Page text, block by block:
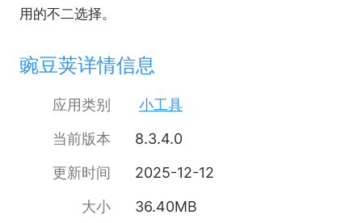
用的不二选择。
豌豆荚详情信息
应用类别
小工具
当前版本
8.3.4.0
更新时间
2025-12-12
大小
36.40MB